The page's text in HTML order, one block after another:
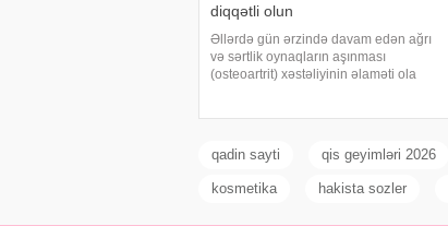
diqqətli olun
Əllərdə gün ərzində davam edən ağrı
və sərtlik oynaqların aşınması
(osteoartrit) xəstəliyinin əlaməti ola
qadin sayti qis geyimləri 2026
kosmetika hakista sozler